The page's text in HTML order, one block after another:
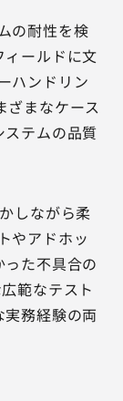
の耐性を検
ィールドに文
ハンドリン
ざまなケース
ステムの品質
しながら柔
やアドホッ
った不具合の
範なテスト
実務経験の両